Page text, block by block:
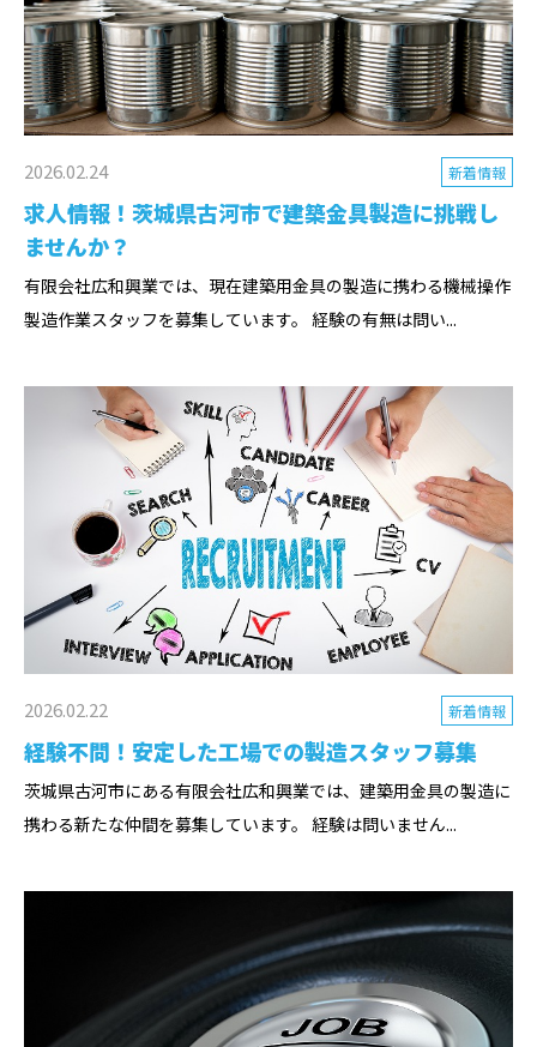
2026.02.24 新着情報
求人情報！茨城県古河市で建築金具製造に挑戦し
ませんか？
有限会社広和興業では、現在建築用金具の製造に携わる機械操作
製造作業スタッフを募集しています。 経験の有無は問い...
2026.02.22 新着情報
経験不問！安定した工場での製造スタッフ募集
茨城県古河市にある有限会社広和興業では、建築用金具の製造に
携わる新たな仲間を募集しています。 経験は問いません...